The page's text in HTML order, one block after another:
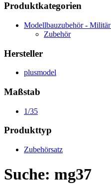
Produktkategorien
Modellbauzubehör - Militär
Zubehör
Hersteller
plusmodel
Maßstab
1/35
Produkttyp
Zubehörsatz
Suche: mg37